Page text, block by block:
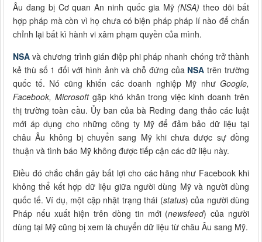
Âu đang bị Cơ quan An ninh quốc gia Mỹ (NSA) theo dõi bất
hợp pháp mà còn vì họ chưa có biện pháp pháp lí nào để chấn
chỉnh lại bất kì hành vi xâm phạm quyền của mình.
NSA và chương trình gián điệp phi pháp nhanh chóng trở thành
kẻ thù số 1 đối với hình ảnh và chỗ đứng của NSA trên trường
quốc tế. Nó cũng khiến các doanh nghiệp Mỹ nhưGoogle,
Facebook, Microsoftgặp khó khăn trong việc kinh doanh trên
thị trường toàn cầu. Ủy ban của bà Reding đang thảo các luật
mới áp dụng cho những công ty Mỹ để đảm bảo dữ liệu tại
châu Âu không bị chuyển sang Mỹ khi chưa được sự đồng
thuận và tình báo Mỹ không được tiếp cận các dữ liệu này.
Điều đó chắc chắn gây bất lợi cho các hãng như Facebook khi
không thể kết hợp dữ liệu giữa người dùng Mỹ và người dùng
quốc tế. Ví dụ, một cập nhật trạng thái (status) của người dùng
Pháp nếu xuất hiện trên dòng tin mới (newsfeed) của người
dùng tại Mỹ cũng bị xem là chuyển dữ liệu từ châu Âu sang Mỹ.